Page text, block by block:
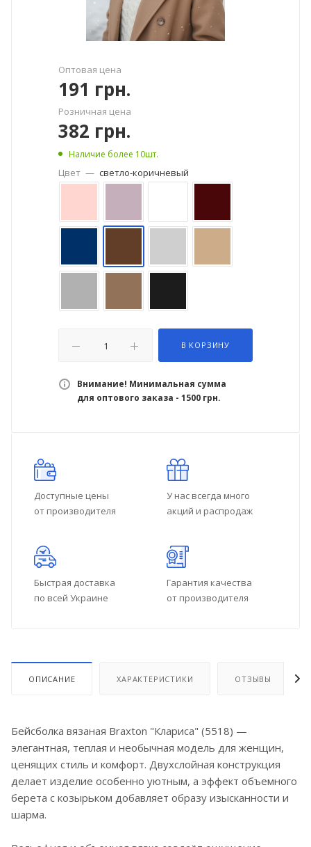
Оптовая цена
191 грн.
Розничная цена
382 грн.
Наличие более 10шт.
Цвет — светло-коричневый
В КОРЗИНУ
Внимание! Минимальная сумма
для оптового заказа - 1500 грн.
Доступные цены
от производителя
У нас всегда много
акций и распродаж
Быстрая доставка
по всей Украине
Гарантия качества
от производителя
ОПИСАНИЕ ХАРАКТЕРИСТИКИ ОТЗЫВЫ
Бейсболка вязаная Braxton "Клариса" (5518) —
элегантная, теплая и необычная модель для женщин,
ценящих стиль и комфорт. Двухслойная конструкция
делает изделие особенно уютным, а эффект объемного
берета с козырьком добавляет образу изысканности и
шарма.